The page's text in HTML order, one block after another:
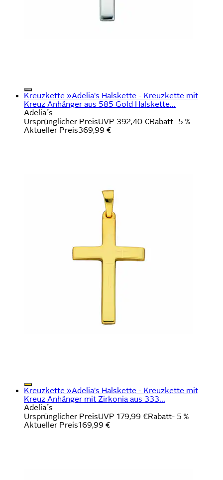
Kreuzkette »Adelia's Halskette - Kreuzkette mit
Kreuz Anhänger aus 585 Gold Halskette...
Adelia´s
Ursprünglicher PreisUVP 392,40 €Rabatt- 5 %
Aktueller Preis369,99 €
Kreuzkette »Adelia's Halskette - Kreuzkette mit
Kreuz Anhänger mit Zirkonia aus 333...
Adelia´s
Ursprünglicher PreisUVP 179,99 €Rabatt- 5 %
Aktueller Preis169,99 €